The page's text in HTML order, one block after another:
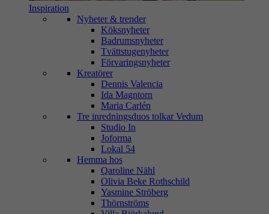
Inspiration
Nyheter & trender
Köksnyheter
Badrumsnyheter
Tvättstugenyheter
Förvaringsnyheter
Kreatörer
Dennis Valencia
Ida Magntorn
Maria Carlén
Tre inredningsduos tolkar Vedum
Studio In
Joforma
Lokal 54
Hemma hos
Qaroline Nähl
Olivia Beke Rothschild
Yasmine Ströberg
Thörnströms